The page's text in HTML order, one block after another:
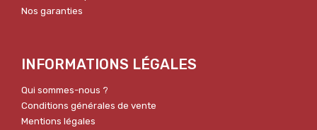
Nos garanties
INFORMATIONS LÉGALES
Qui sommes-nous ?
Conditions générales de vente
Mentions légales